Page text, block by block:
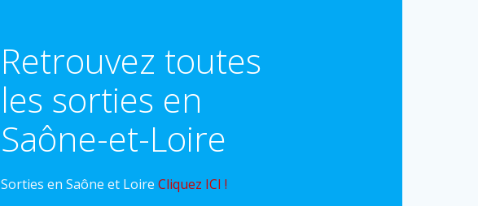
Retrouvez toutes
les sorties en
Saône-et-Loire
Sorties en Saône et Loire Cliquez ICI !